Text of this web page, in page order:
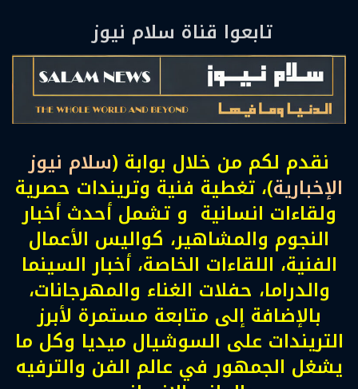
تابعوا قناة سلام نيوز
نقدم لكم من خلال بوابة (سلام نيوز
الإخبارية)، تغطية فنية وتريندات حصرية
ولقاءات انسانية و تشمل أحدث أخبار
النجوم والمشاهير، كواليس الأعمال
الفنية، اللقاءات الخاصة، أخبار السينما
والدراما، حفلات الغناء والمهرجانات،
بالإضافة إلى متابعة مستمرة لأبرز
التريندات على السوشيال ميديا وكل ما
يشغل الجمهور في عالم الفن والترفيه